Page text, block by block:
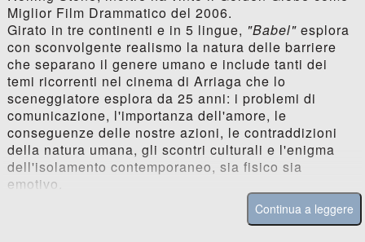
Miglior Film Drammatico del 2006.
Girato in tre continenti e in 5 lingue, "Babel"esplora
con sconvolgente realismo la natura delle barriere
che separano il genere umano e include tanti dei
temi ricorrenti nel cinema di Arriaga che lo
sceneggiatore esplora da 25 anni: i problemi di
comunicazione, l'importanza dell'amore, le
conseguenze delle nostre azioni, le contraddizioni
della natura umana, gli scontri culturali e l'enigma
dell'isolamento contemporaneo, sia fisico sia
emotivo.
Continua a leggere